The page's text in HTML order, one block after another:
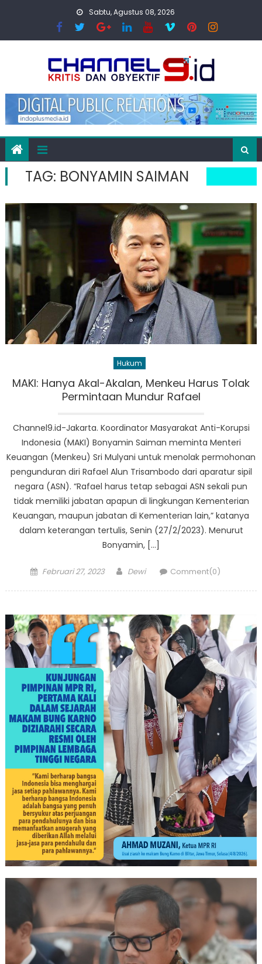
Sabtu, Agustus 08, 2026
TAG: BONYAMIN SAIMAN
Hukum
MAKI: Hanya Akal-Akalan, Menkeu Harus Tolak
Permintaan Mundur Rafael
Channel9.id-Jakarta. Koordinator Masyarakat Anti-Korupsi
Indonesia (MAKI) Bonyamin Saiman meminta Menteri
Keuangan (Menkeu) Sri Mulyani untuk menolak permohonan
pengunduran diri Rafael Alun Trisambodo dari aparatur sipil
negara (ASN). “Rafael harus tetap sebagai ASN sekali pun
tidak memiliki jabatan apapun di lingkungan Kementerian
Keuangan, maupun jabatan di Kementerian lain,” katanya
dalam keterangan tertulis, Senin (27/2/2023). Menurut
Bonyamin, […]
Posted
Februari 27, 2023 Author
Dewi Comment(0)